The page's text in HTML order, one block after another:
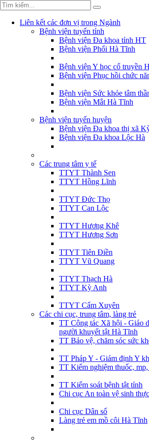
Liên kết các đơn vị trong Ngành
Bệnh viện tuyến tỉnh
Bệnh viện Đa khoa tỉnh HT
Bệnh viện Phổi Hà Tĩnh
Bệnh viện Y học cổ truyền
Bệnh viện Phục hồi chức
Bệnh viện Sức khỏe tâm
Bệnh viện Mắt Hà Tĩnh
Bệnh viện tuyến huyện
Bệnh viện Đa khoa thị xã
Bệnh viện Đa khoa Lộc Hà
Các trung tâm y tế
TTYT Thành Sen
TTYT Hồng Lĩnh
TTYT Đức Thọ
TTYT Can Lộc
TTYT Hương Khê
TTYT Hương Sơn
TTYT Tiên Điền
TTYT Vũ Quang
TTYT Thạch Hà
TTYT Kỳ Anh
TTYT Cẩm Xuyên
Các chi cục, trung tâm, làng trẻ
TT Công tác Xã hội - Giáo
người khuyết tật Hà Tĩnh
TT Bảo vệ, chăm sóc sức
TT Pháp Y - Giám định Y
TT Kiểm nghiệm thuốc,
TT Kiểm soát bệnh tật tỉnh
Chi cục An toàn vệ sinh
Chi cục Dân số
Làng trẻ em mồ côi Hà Tĩnh